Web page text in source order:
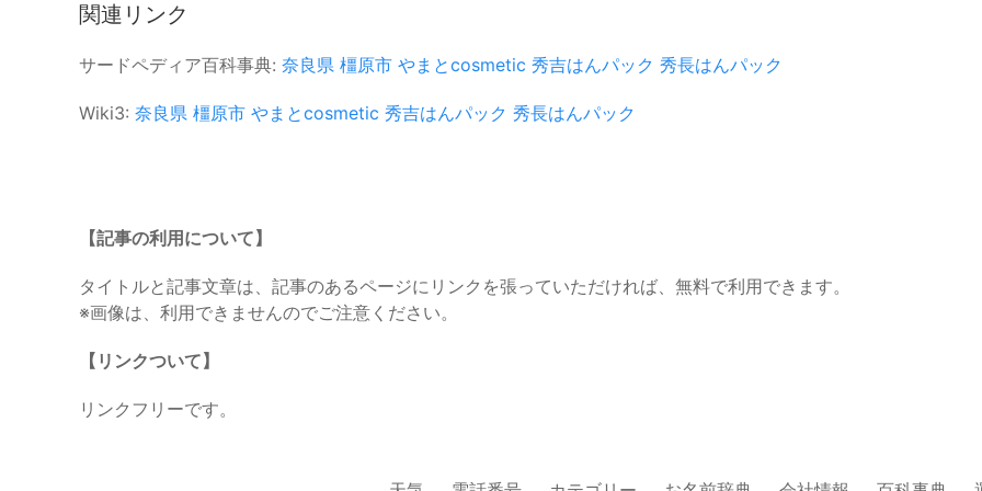
関連リンク
サードペディア百科事典: 奈良県 橿原市 やまとcosmetic 秀吉はんパック 秀長はんパック
Wiki3: 奈良県 橿原市 やまとcosmetic 秀吉はんパック 秀長はんパック
【記事の利用について】
タイトルと記事文章は、記事のあるページにリンクを張っていただければ、無料で利用できます。
※画像は、利用できませんのでご注意ください。
【リンクついて】
リンクフリーです。